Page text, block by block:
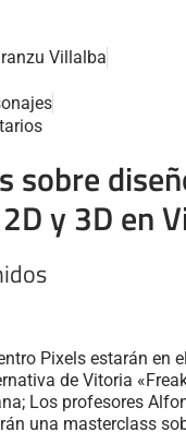
Iranzu Villalba
sobre
y 3D en
Pixels estarán en
de Vitoria
Los profesores
una masterclass